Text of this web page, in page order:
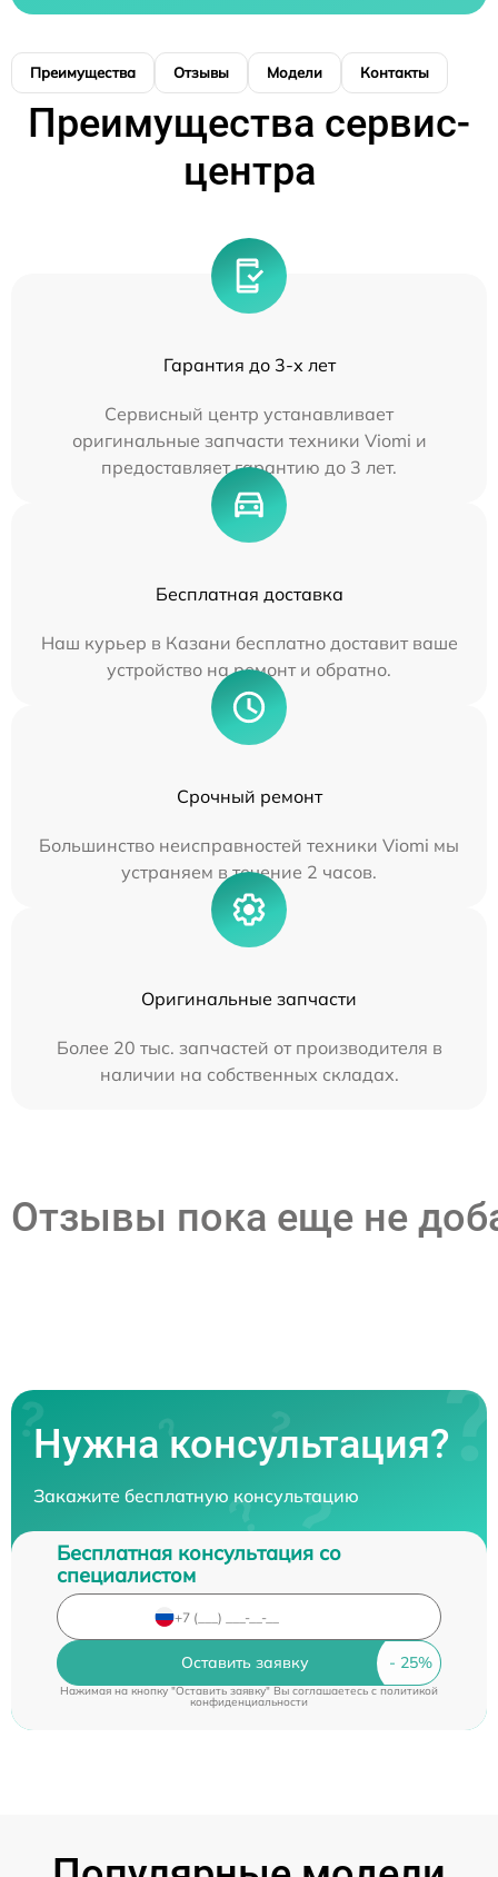
Преимущества Отзывы Модели Контакты
Преимущества сервис-
центра
Гарантия до 3-х лет
Сервисный центр устанавливает
оригинальные запчасти техники Viomi и
предоставляет гарантию до 3 лет.
Бесплатная доставка
Наш курьер в Казани бесплатно доставит ваше
устройство на ремонт и обратно.
Срочный ремонт
Большинство неисправностей техники Viomi мы
устраняем в течение 2 часов.
Оригинальные запчасти
Более 20 тыс. запчастей от производителя в
наличии на собственных складах.
Отзывы пока еще не
Нужна консультация?
Закажите бесплатную консультацию
Бесплатная консультация со
специалистом
Оставить заявку
Нажимая на кнопку "Оставить заявку" Вы соглашаетесь c политикой
конфиденциальности